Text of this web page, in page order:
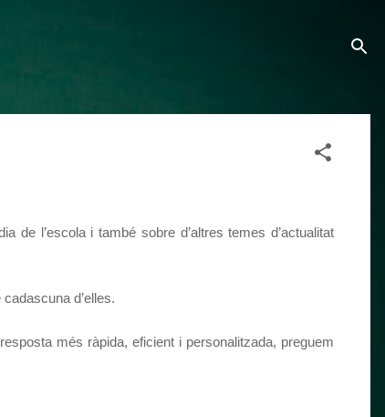
l’escola i també sobre d’altres temes d’actualitat
d’elles.
més ràpida, eficient i personalitzada, preguem